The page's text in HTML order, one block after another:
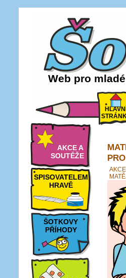
Web pro
HLAVNÍ
AKCE A
SOUTĚŽE
SPISOVATELEM
HRAVĚ
ŠOTKOVY
PŘÍHODY